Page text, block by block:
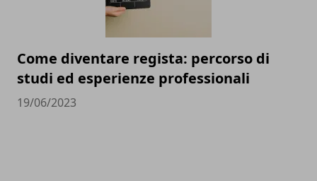
Come diventare regista: percorso di
studi ed esperienze professionali
19/06/2023